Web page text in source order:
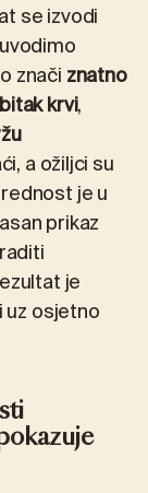
se izvodi
značiznatno
krvi,
a ožiljci su
je u
prikaz
je
uz osjetno